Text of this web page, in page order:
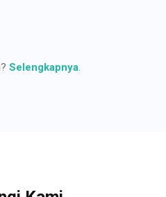
Selengkapnya.